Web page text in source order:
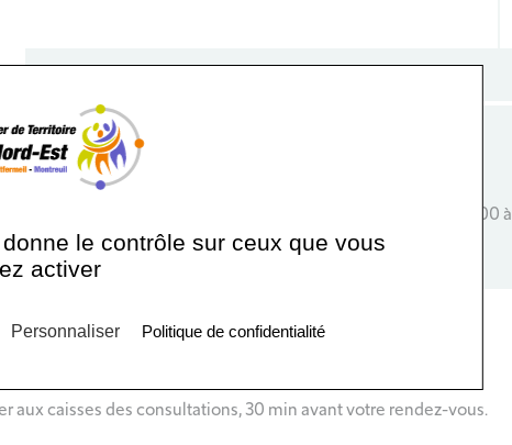
Secrétariat
Consultations : 01 41 70 82 48
Le secrétariat est ouvert du lundi au vendredi de 9h00 à
16h30 sans interruption.
:
aux caisses des consultations, 30 min avant votre rendez-vous.
le contrôle sur ceux que vous
activer
Personnaliser Politique de confidentialité